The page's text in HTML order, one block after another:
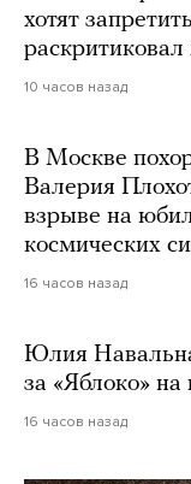
хотят
10 часов назад
В Москве
Валерия
взрыве на
космических
16 часов назад
Юлия
за «Яблоко»
16 часов назад